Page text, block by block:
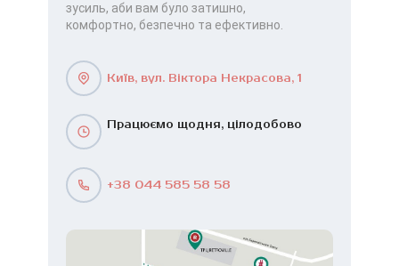
зусиль, аби вам було затишно,
комфортно, безпечно та ефективно.
Київ, вул. Віктора Некрасова, 1
Працюємо щодня, цілодобово
+38 044 585 58 58